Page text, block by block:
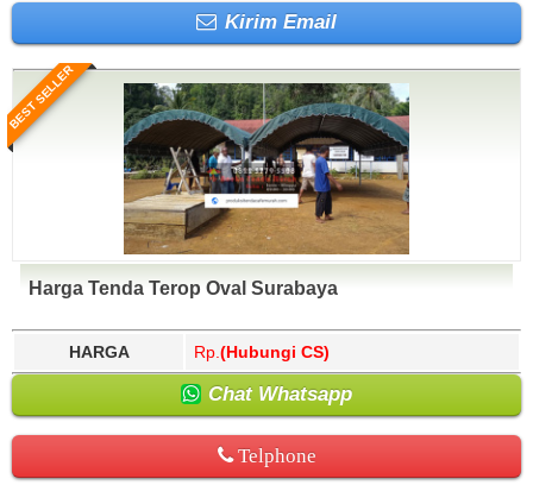
Kirim Email
BEST SELLER
Harga Tenda Terop Oval Surabaya
HARGA Rp. (Hubungi CS)
Chat Whatsapp
Telphone